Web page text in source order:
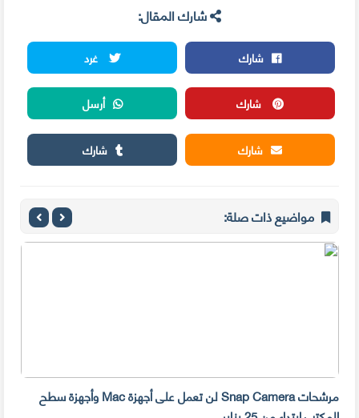
شارك المقال:
شارك
غرد
شارك
أرسل
شارك
شارك
مواضيع ذات صلة:
مرشحات Snap Camera لن تعمل على أجهزة Mac وأجهزة سطح